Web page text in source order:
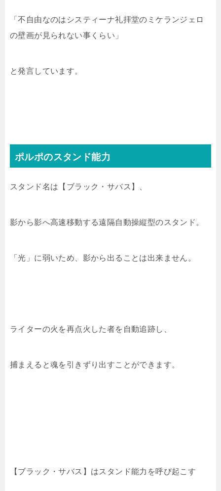
「不自由なのはシスティーナ礼拝堂のミケランジェロ
の壁画が見られない事くらい」
と発言しています。
ポルポのスタンド能力
スタンド名は【ブラック・サバス】、
影から影へ高速移動する遠隔自動操縦型のスタンド。
「光」に弱いため、影から出ることは出来ません。
ライターの火を再点火した者を自動追跡し、
捕まえると魂を引きずり出すことができます。
【ブラック・サバス】はスタンド能力を呼び起こす